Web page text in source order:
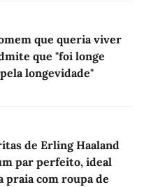
que queria viver
que "foi longe
longevidade"
de Erling Haaland
par perfeito, ideal
praia com roupa de